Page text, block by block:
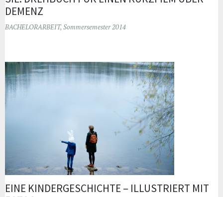
DEMENZ
BACHELORARBEIT, Sommersemester 2014
EINE KINDERGESCHICHTE – ILLUSTRIERT MIT